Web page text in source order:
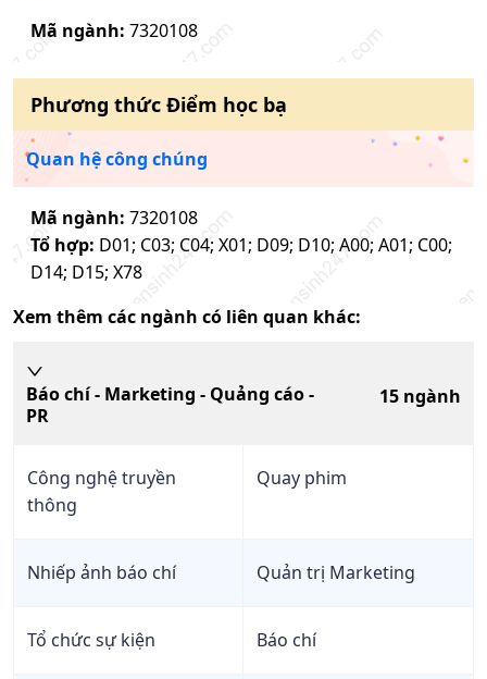
Mã ngành: 7320108
Phương thức Điểm học bạ
Quan hệ công chúng
Mã ngành: 7320108
Tổ hợp: D01; C03; C04; X01; D09; D10; A00; A01; C00;
D14; D15; X78
Xem thêm các ngành có liên quan khác:
Báo chí - Marketing - Quảng cáo -
PR
15 ngành
Công nghệ truyền
thông
Quay phim
Nhiếp ảnh báo chí Quản trị Marketing
Tổ chức sự kiện Báo chí